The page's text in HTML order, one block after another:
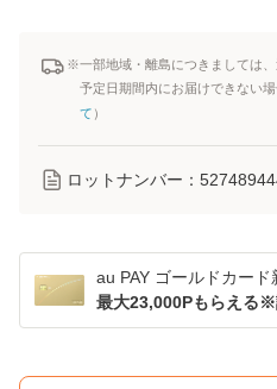
※一部地域・離島につきましては
予定日期間内にお届けできない
て ）
ロットナンバー：
au PAY ゴールドカー
最大23,000Pもらえる※